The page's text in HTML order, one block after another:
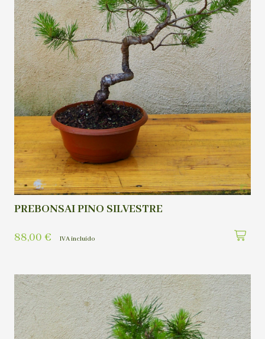
PREBONSAI PINO SILVESTRE
88,00 € IVA incluído